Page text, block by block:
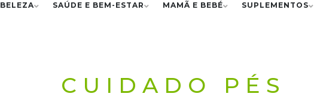
BELEZA SAÚDE E BEM-ESTAR MAMÃ E BEBÉ SUPLEMENTOS
CUIDADO PÉS